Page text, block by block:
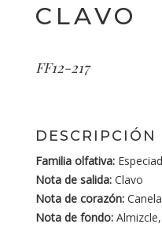
CLAVO
FF12-217
DESCRIPCIÓN
Familia olfativa:
Nota de salida: Clavo
Nota de corazón:
Nota de fondo: